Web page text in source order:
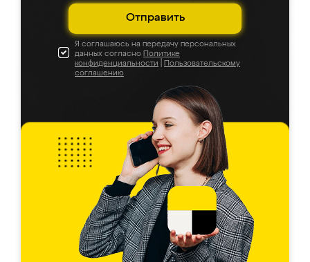
Отправить
Я соглашаюсь на передачу персональных
данных согласно Политике
конфиденциальности
Пользовательскому
соглашению